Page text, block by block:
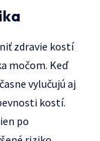
zdravie kostí
močom. Keď
vylučujú aj
kostí.
po